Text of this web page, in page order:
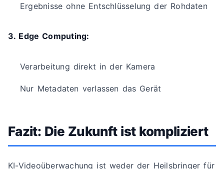
Ergebnisse ohne Entschlüsselung der Rohdaten
3. Edge Computing:
Verarbeitung direkt in der Kamera
Nur Metadaten verlassen das Gerät
Fazit: Die Zukunft ist kompliziert
KI-Videoüberwachung ist weder der Heilsbringer für